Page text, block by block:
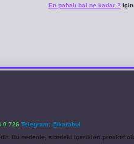
En pahalı bal ne kadar ?için
0 726 Telegram: @karabul
Bu nedenle, sitedeki içerikleri proaktif